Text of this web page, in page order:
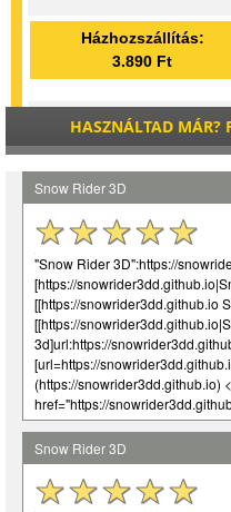
Házhozszállítás:
3.890 Ft
HASZNÁLTAD MÁR?
Snow Rider 3D
"Snow Rider 3D":https://
[https://
[[https://snowrider3dd.github.io
[[https://
3d]url:https://
[url=https://
(https://snowrider3dd.github.io)
href="https://
Snow Rider 3D